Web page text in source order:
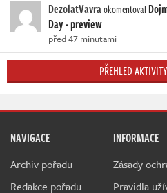
DezolatVavraokomentoval
Day - preview
před 47 minutami
PŘEHLED
NAVIGACE
Archiv pořadu
Redakce pořadu
INFORMACE
Zásady
Pravidla